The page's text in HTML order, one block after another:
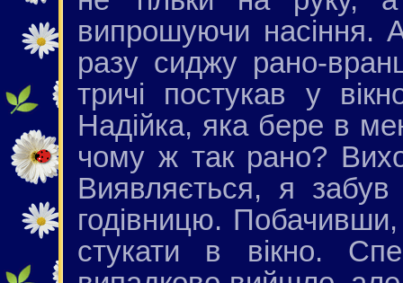
випрошуючи
разу сиджу рано-
тричі постукав у
Надійка, яка бере в
чому ж так рано?
Виявляється, я
годівницю.
стукати в вікно.